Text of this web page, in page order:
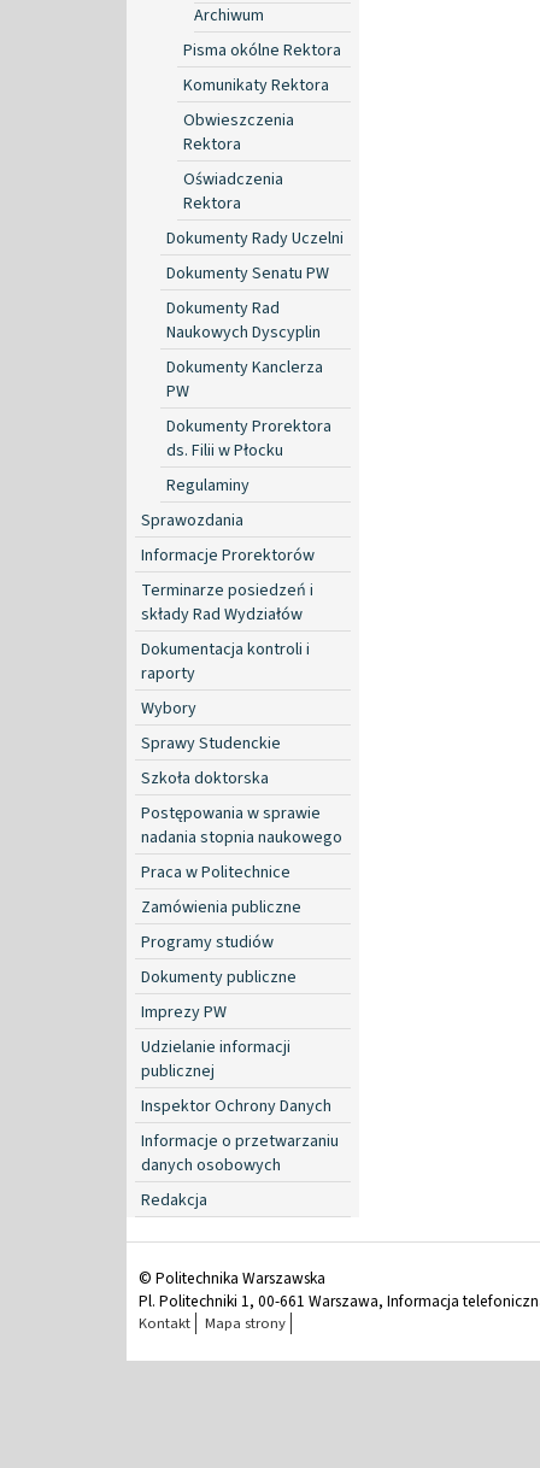
Archiwum
Pisma okólne Rektora
Komunikaty Rektora
Obwieszczenia
Rektora
Oświadczenia
Rektora
Dokumenty Rady Uczelni
Dokumenty Senatu PW
Dokumenty Rad
Naukowych Dyscyplin
Dokumenty Kanclerza
PW
Dokumenty Prorektora
ds. Filii w Płocku
Regulaminy
Sprawozdania
Informacje Prorektorów
Terminarze posiedzeń i
składy Rad Wydziałów
Dokumentacja kontroli i
raporty
Wybory
Sprawy Studenckie
Szkoła doktorska
Postępowania w sprawie
nadania stopnia naukowego
Praca w Politechnice
Zamówienia publiczne
Programy studiów
Dokumenty publiczne
Imprezy PW
Udzielanie informacji
publicznej
Inspektor Ochrony Danych
Informacje o przetwarzaniu
danych osobowych
Redakcja
© Politechnika Warszawska
Pl. Politechniki 1, 00-661 Warszawa, Informacja
Kontakt Mapa strony